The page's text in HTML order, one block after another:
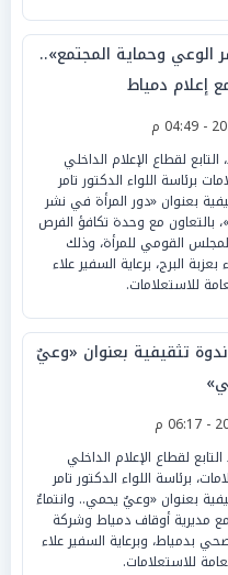
الوعي وحماية المجتمع»..
إعلام دمياط
لقطاع الإعلام الداخلي
برئاسة اللواء الدكتور تامر
بعنوان «دور المرأة في نشر
بالتعاون مع وحدة تكافؤ الفرص
القومي للمرأة، وذلك
البرج، برعاية السفير علاء
للاستعلامات.
تثقيفية بعنوان «وعيٌ
لقطاع الإعلام الداخلي
برئاسة اللواء الدكتور تامر
بعنوان «وعيٌ يحمي.. وانتماءٌ
مديرية أوقاف دمياط وشركة
بدمياط، وبرعاية السفير علاء
للاستعلامات.